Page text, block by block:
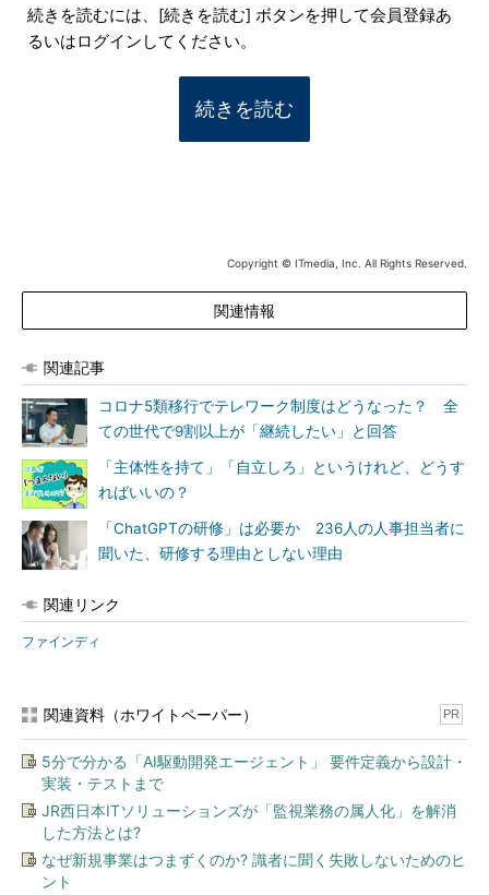
続きを読むには、[続きを読む] ボタンを押して会員登録あ
るいはログインしてください。
続きを読む
Copyright © ITmedia, Inc. All Rights Reserved.
関連情報
関連記事
コロナ5類移行でテレワーク制度はどうなった？ 全
ての世代で9割以上が「継続したい」と回答
「主体性を持て」「自立しろ」というけれど、どうす
ればいいの？
「ChatGPTの研修」は必要か 236人の人事担当者に
聞いた、研修する理由としない理由
関連リンク
ファインディ
関連資料（ホワイトペーパー） PR
5分で分かる「AI駆動開発エージェント」 要件定義から設計・
実装・テストまで
JR西日本ITソリューションズが「監視業務の属人化」を解消
した方法とは?
なぜ新規事業はつまずくのか? 識者に聞く失敗しないためのヒ
ント